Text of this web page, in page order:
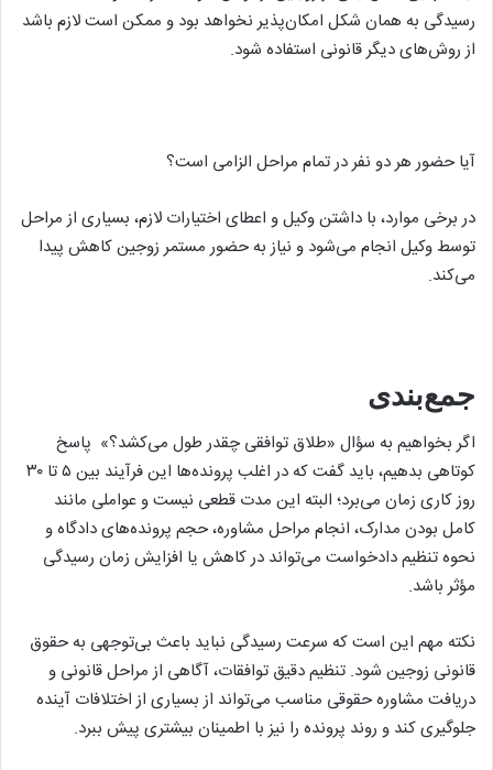
رسیدگی به همان شکل امکان‌پذیر نخواهد بود و ممکن است لازم باشد
از روش‌های دیگر قانونی استفاده شود.
آیا حضور هر دو نفر در تمام مراحل الزامی است؟
در برخی موارد، با داشتن وکیل و اعطای اختیارات لازم، بسیاری از مراحل
توسط وکیل انجام می‌شود و نیاز به حضور مستمر زوجین کاهش پیدا
می‌کند.
جمع‌بندی
اگر بخواهیم به سؤال «طلاق توافقی چقدر طول می‌کشد؟» پاسخ
کوتاهی بدهیم، باید گفت که در اغلب پرونده‌ها این فرآیند بین ۵ تا ۳۰
روز کاری زمان می‌برد؛ البته این مدت قطعی نیست و عواملی مانند
کامل بودن مدارک، انجام مراحل مشاوره، حجم پرونده‌های دادگاه و
نحوه تنظیم دادخواست می‌تواند در کاهش یا افزایش زمان رسیدگی
مؤثر باشد.
نکته مهم این است که سرعت رسیدگی نباید باعث بی‌توجهی به حقوق
قانونی زوجین شود. تنظیم دقیق توافقات، آگاهی از مراحل قانونی و
دریافت مشاوره حقوقی مناسب می‌تواند از بسیاری از اختلافات آینده
جلوگیری کند و روند پرونده را نیز با اطمینان بیشتری پیش ببرد.